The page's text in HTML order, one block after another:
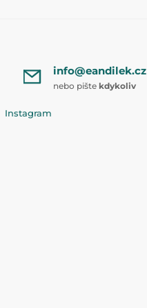
info@eandilek.cz
nebo pište kdykoliv
Instagram